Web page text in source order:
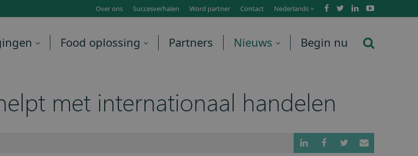
Nederlands
Over ons Succesverhalen Word partner Contact
Food oplossing Partners Nieuws Begin nu
met internationaal handelen